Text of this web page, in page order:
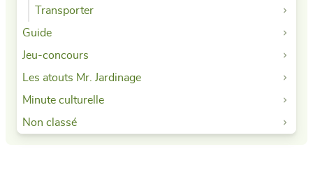
Transporter
Guide
Jeu-concours
Les atouts Mr. Jardinage
Minute culturelle
Non classé